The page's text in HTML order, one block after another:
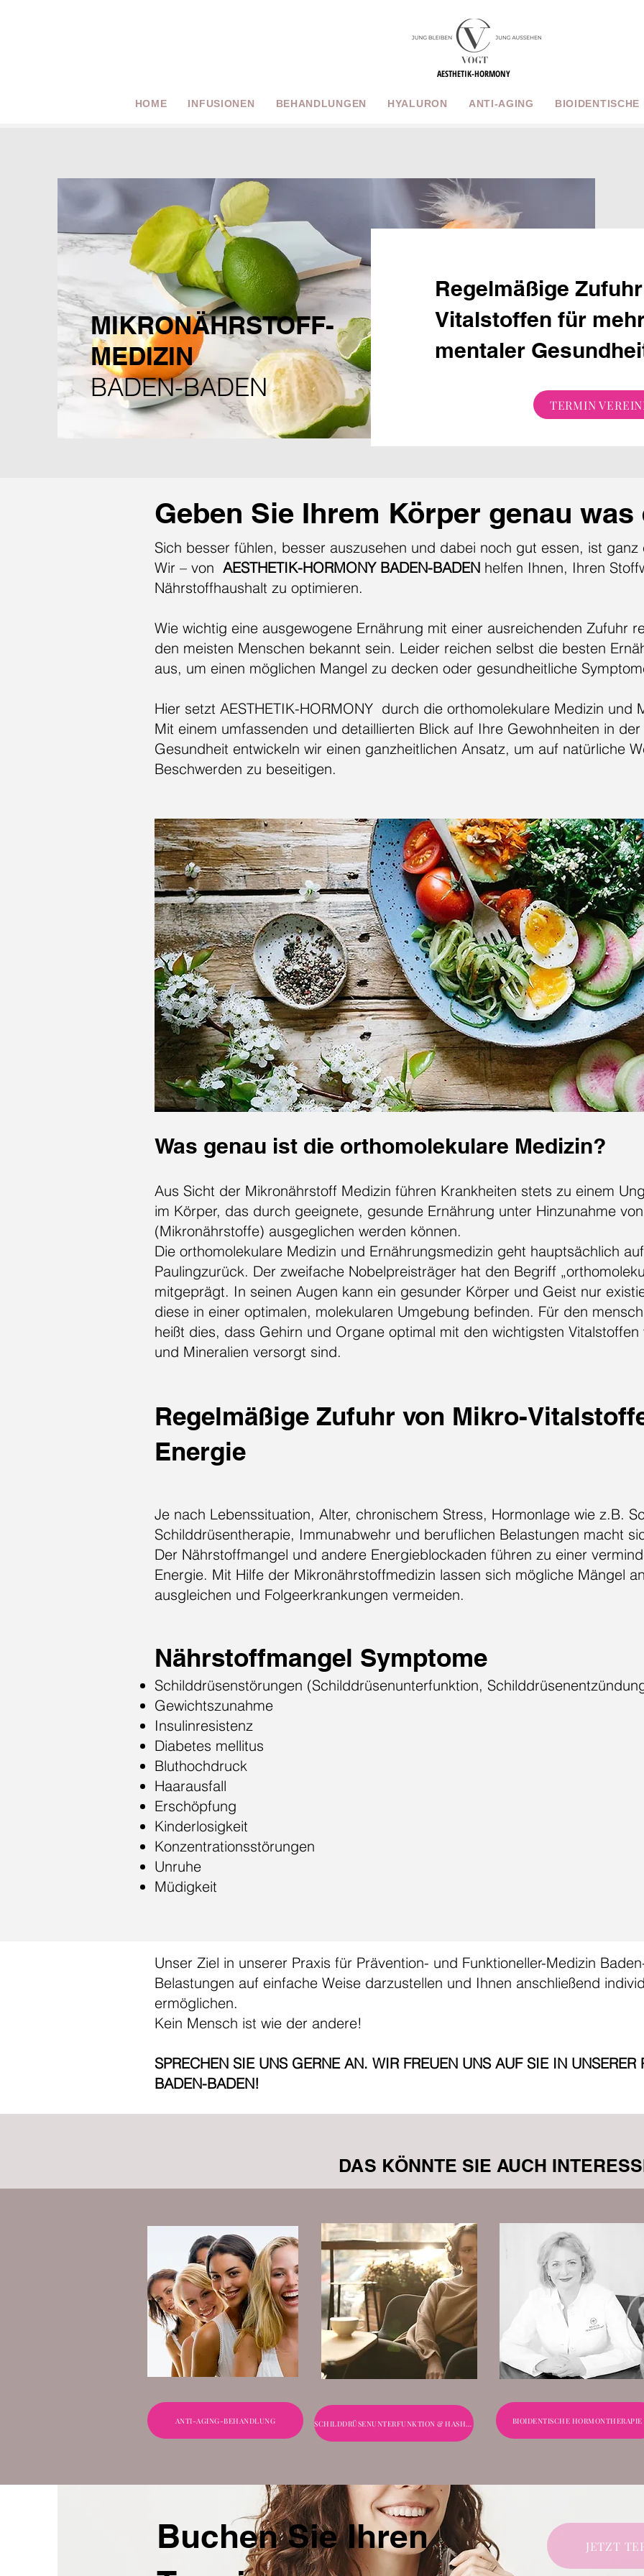
AESTHETIK-HORMONY
HOME INFUSIONEN BEHANDLUNGEN HYALURON ANTI-AGING BIOIDENTISCHE
MIKRONÄHRSTOFF-
MEDIZIN
BADEN-BADEN
Regelmäßige
Vitalstoffen für
mentaler
TERMIN
Geben Sie Ihrem Körper genau
Sich besser fühlen, besser auszusehen und dabei noch gut essen, ist ganz
Wir – von AESTHETIK-HORMONY BADEN-BADEN helfen Ihnen, Ihren
Nährstoffhaushalt zu optimieren.
Wie wichtig eine ausgewogene Ernährung mit einer ausreichenden Zufuhr
den meisten Menschen bekannt sein. Leider reichen selbst die besten
aus, um einen möglichen Mangel zu decken oder gesundheitliche
Hier setzt AESTHETIK-HORMONY durch die orthomolekulare Medizin und
Mit einem umfassenden und detaillierten Blick auf Ihre Gewohnheiten in
Gesundheit entwickeln wir einen ganzheitlichen Ansatz, um auf natürliche
Beschwerden zu beseitigen.
Was genau ist die orthomolekulare Medizin?
Aus Sicht der Mikronährstoff Medizin führen Krankheiten stets zu einem
im Körper, das durch geeignete, gesunde Ernährung unter Hinzunahme
(Mikronährstoffe) ausgeglichen werden können.
Die orthomolekulare Medizin und Ernährungsmedizin geht hauptsächlich
Paulingzurück. Der zweifache Nobelpreisträger hat den Begriff
mitgeprägt. In seinen Augen kann ein gesunder Körper und Geist nur
diese in einer optimalen, molekularen Umgebung befinden. Für den
heißt dies, dass Gehirn und Organe optimal mit den wichtigsten Vitalstoffen
und Mineralien versorgt sind.
Regelmäßige Zufuhr von Mikro-
Energie
Je nach Lebenssituation, Alter, chronischem Stress, Hormonlage wie z.B.
Schilddrüsentherapie, Immunabwehr und beruflichen Belastungen macht
Der Nährstoffmangel und andere Energieblockaden führen zu einer
Energie. Mit Hilfe der Mikronährstoffmedizin lassen sich mögliche Mängel
ausgleichen und Folgeerkrankungen vermeiden.
Nährstoffmangel Symptome
Schilddrüsenstörungen (Schilddrüsenunterfunktion,
Gewichtszunahme
Insulinresistenz
Diabetes mellitus
Bluthochdruck
Haarausfall
Erschöpfung
Kinderlosigkeit
Konzentrationsstörungen
Unruhe
Müdigkeit
Unser Ziel in unserer Praxis für Prävention- und Funktioneller-Medizin
Belastungen auf einfache Weise darzustellen und Ihnen anschließend
ermöglichen.
Kein Mensch ist wie der andere!
SPRECHEN SIE UNS GERNE AN. WIR FREUEN UNS AUF SIE IN UNSERER
BADEN-BADEN!
DAS KÖNNTE SIE AUCH
ANTI-AGING-BEHANDLUNG BIOIDENTISCHE HORMONTHERAPIE
Buchen Sie Ihren
JETZT